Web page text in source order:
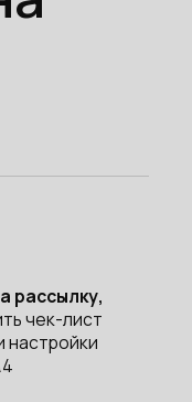
рассылку,
чек-лист
настройки